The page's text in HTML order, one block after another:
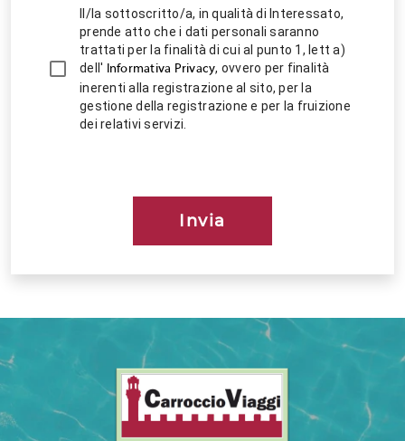
Il/la sottoscritto/a, in qualità di Interessato,
prende atto che i dati personali saranno
trattati per la finalità di cui al punto 1, lett a)
dell' Informativa Privacy, ovvero per finalità
inerenti alla registrazione al sito, per la
gestione della registrazione e per la fruizione
dei relativi servizi.
Invia